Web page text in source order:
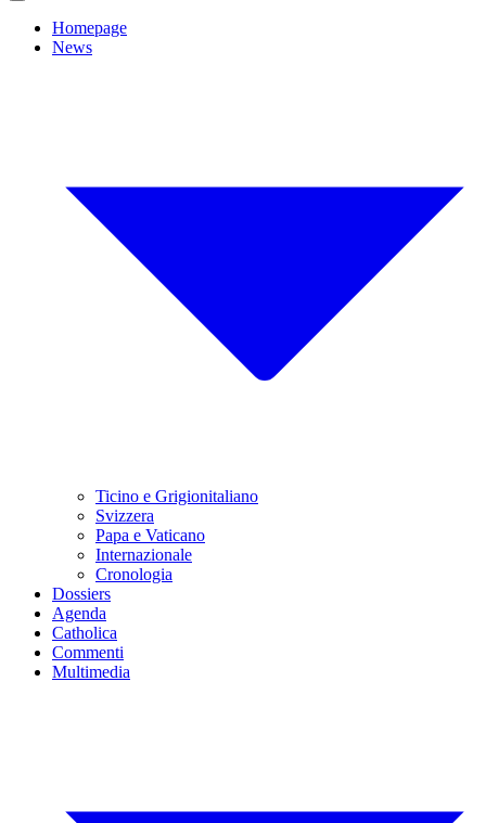
Homepage
News
Ticino e Grigionitaliano
Svizzera
Papa e Vaticano
Internazionale
Cronologia
Dossiers
Agenda
Catholica
Commenti
Multimedia